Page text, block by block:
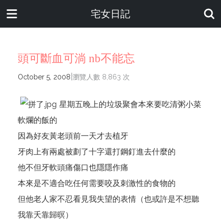
宅女日記
頭可斷血可淌 nb不能忘
October 5, 2008 瀏覽人數 8,863 次
星期五晚上的垃圾聚會本來要吃清粥小菜
軟爛的飯的
因為好友黃老頭前一天才去植牙
牙肉上有兩處被劃了十字還打鋼釘進去什麼的
他不但牙軟頭痛傷口也隱隱作痛
本來是不適合吃任何需要咬及刺激性的食物的
但他老人家不忍看見我失望的表情（也或許是不想聽
我靠夭靠歸暝）